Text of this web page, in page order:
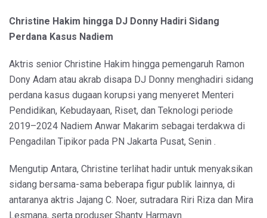
Christine Hakim hingga DJ Donny Hadiri Sidang
Perdana Kasus Nadiem
Aktris senior Christine Hakim hingga pemengaruh Ramon
Dony Adam atau akrab disapa DJ Donny menghadiri sidang
perdana kasus dugaan korupsi yang menyeret Menteri
Pendidikan, Kebudayaan, Riset, dan Teknologi periode
2019–2024 Nadiem Anwar Makarim sebagai terdakwa di
Pengadilan Tipikor pada PN Jakarta Pusat, Senin .
Mengutip Antara, Christine terlihat hadir untuk menyaksikan
sidang bersama-sama beberapa figur publik lainnya, di
antaranya aktris Jajang C. Noer, sutradara Riri Riza dan Mira
Lesmana, serta produser Shanty Harmayn.